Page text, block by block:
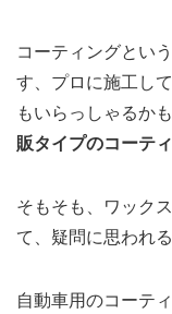
コーティングとい
す、プロに施工し
もいらっしゃるか
販タイプのコーテ
そもそも、ワック
て、疑問に思われ
自動車用のコーテ